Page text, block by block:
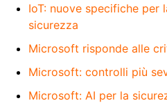
IoT: nuove specifiche per
sicurezza
Microsoft risponde alle
Microsoft: controlli più
Microsoft: AI per la